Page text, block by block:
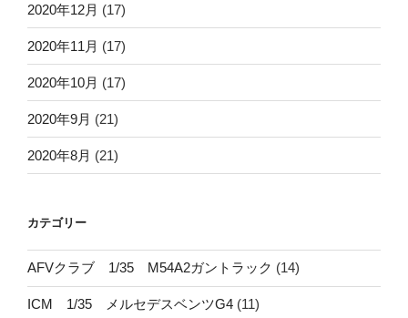
2020年12月 (17)
2020年11月 (17)
2020年10月 (17)
2020年9月 (21)
2020年8月 (21)
カテゴリー
AFVクラブ 1/35 M54A2ガントラック (14)
ICM 1/35 メルセデスベンツG4 (11)